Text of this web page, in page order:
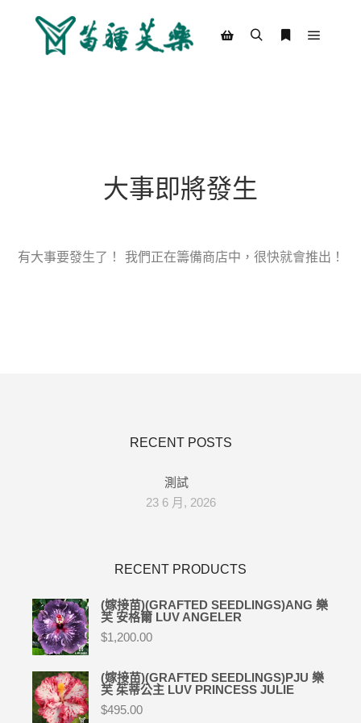
大事即將發生
有大事要發生了！ 我們正在籌備商店中，很快就會推出！
RECENT POSTS
測試
23 6 月, 2026
RECENT PRODUCTS
(嫁接苗)(GRAFTED SEEDLINGS)ANG 樂
芙 安格爾 LUV ANGELER
$1,200.00
(嫁接苗)(GRAFTED SEEDLINGS)PJU 樂
芙 茱蒂公主 LUV PRINCESS JULIE
$495.00